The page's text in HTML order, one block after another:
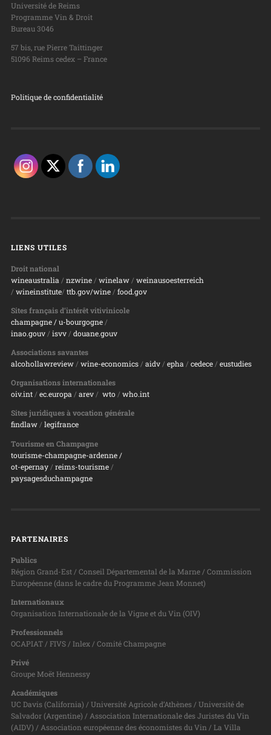
Université de Reims
Programme Vin & Droit
Bureau 3046
57 bis, rue Pierre Taittinger
51096 Reims cedex – France
Politique de confidentialité
LIENS UTILES
Droit national
wineaustralia / nzwine/ winelaw/ weinausoesterreich
/ wineinstitute/ ttb.gov/wine/ food.gov
Sites français d’intérêt vitivinicole
champagne/ u-bourgogne/
inao.gouv/ isvv/ douane.gouv
Associations savantes
alcohollawreview/ wine-economics/ aidv/ epha / cedece/ eustudies
Organisations internationales
oiv.int/ ec.europa/ arev/ wto/ who.int
Sites juridiques à vocation générale
findlaw/ legifrance
Tourisme en Champagne
tourisme-champagne-ardenne /
ot-epernay/ reims-tourisme/
paysagesduchampagne
PARTENAIRES
Publics
Région Grand-Est / Conseil Départemental de la Marne / Commission
Européenne (dans le cadre du Programme Jean Monnet)
Internationaux
Organisation Internationale de la Vigne et du Vin (OIV)
Professionnels
OCAPIAT / FIVS / Inlex / Comité Champagne
Privé
Groupe Moët Hennessy
Académiques
UC Davis (California) / Université Agricole d’Athènes / Université de
Salvador (Argentine) / Association Internationale des Juristes du Vin
(AIDV) / Association européenne des économistes du Vin / La Villa